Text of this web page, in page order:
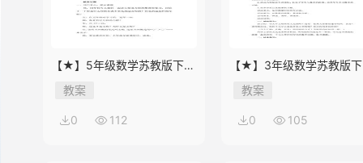
【★】5年级数学苏教版下册
教案第8单元《单元复习》
教案
0 112
【★】3年级数学苏教版
教案第9单元后《上学时
教案
0 105